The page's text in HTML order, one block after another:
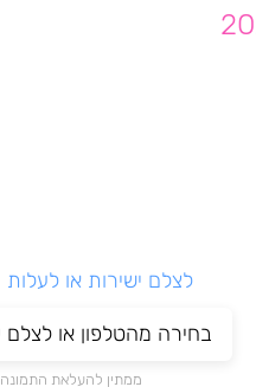
לצלם ישירות או
בחירה מהטלפון או לצלם
ממתין להעלאת התמונה